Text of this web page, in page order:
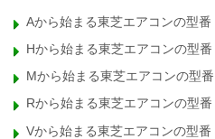
Aから始まる東芝エアコンの型番
Hから始まる東芝エアコンの型番
Mから始まる東芝エアコンの型番
Rから始まる東芝エアコンの型番
Vから始まる東芝エアコンの型番